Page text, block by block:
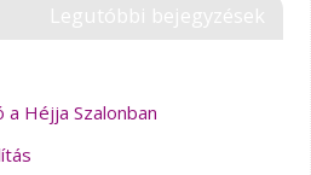
Legutóbbi bejegyzések
Héjja Szalonban